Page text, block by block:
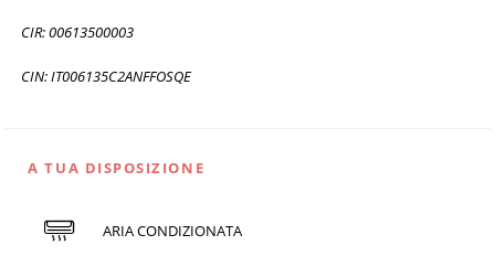
CIR: 00613500003
CIN: IT006135C2ANFFOSQE
A TUA DISPOSIZIONE
ARIA CONDIZIONATA